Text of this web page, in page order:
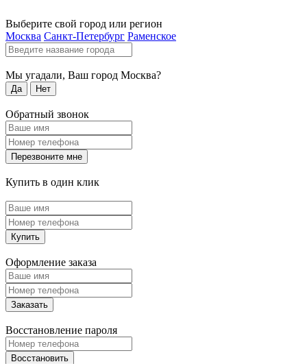
Выберите свой город или регион
Москва Санкт-Петербург Раменское
Мы угадали, Ваш город Москва?
Да Нет
Обратный звонок
Перезвоните мне
Купить в один клик
Купить
Оформление заказа
Заказать
Восстановление пароля
Восстановить